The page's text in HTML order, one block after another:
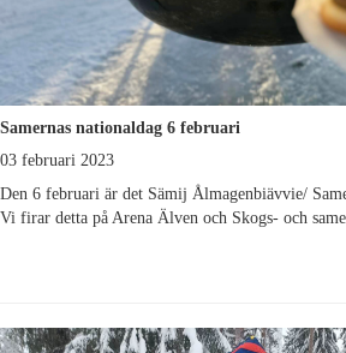
Samernas nationaldag 6 februari
03 februari 2023
Den 6 februari är det Sämij Ålmagenbiävvie/
Vi firar detta på Arena Älven och Skogs- och